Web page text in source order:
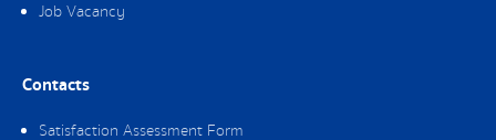
Job Vacancy
Contacts
Satisfaction Assessment Form